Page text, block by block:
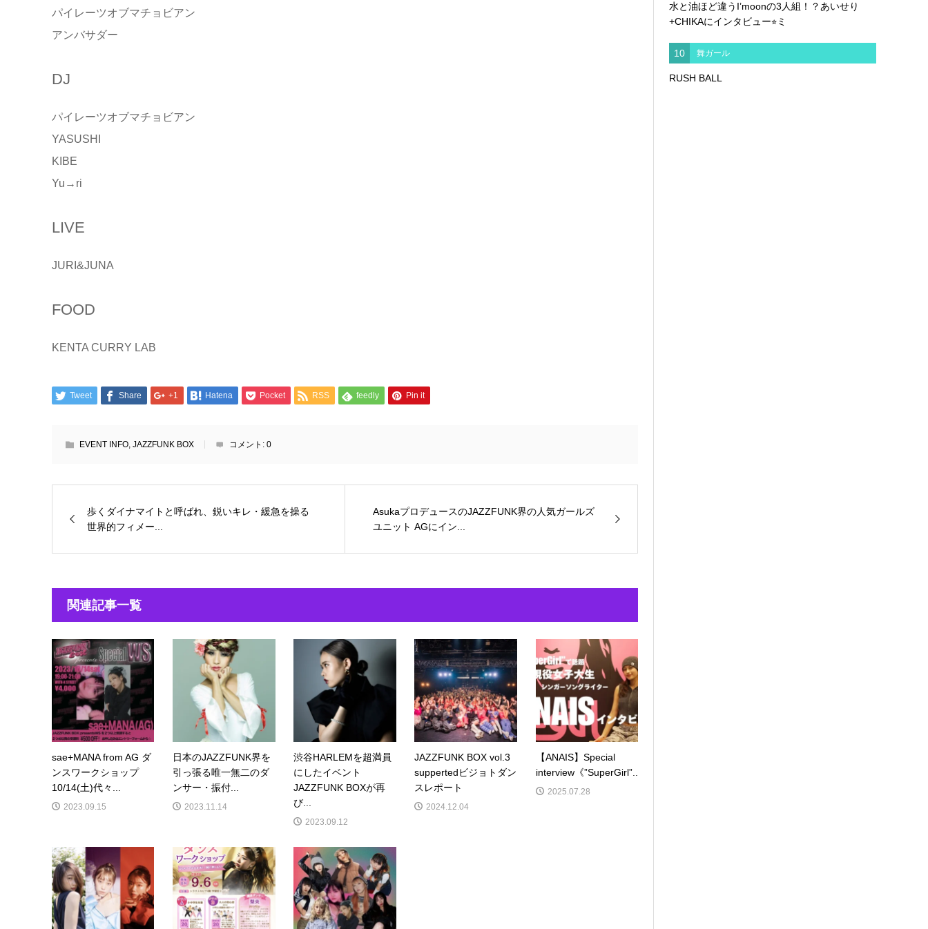
パイレーツオブマチョビアン
アンバサダー
DJ
パイレーツオブマチョビアン
YASUSHI
KIBE
Yu→ri
LIVE
JURI&JUNA
FOOD
KENTA CURRY LAB
Tweet Share +1 Hatena Pocket RSS feedly Pin it
EVENT INFO, JAZZFUNK BOX コメント: 0
歩くダイナマイトと呼ばれ、鋭いキレ・緩急を操る
世界的フィメー...
AsukaプロデュースのJAZZFUNK界の人気ガールズ
ユニット AGにイン...
関連記事一覧
sae+MANA from AG ダ
ンスワークショップ
10/14(土)代々...
2023.09.15
日本のJAZZFUNK界を
引っ張る唯一無二のダ
ンサー・振付...
2023.11.14
渋谷HARLEMを超満員
にしたイベント
JAZZFUNK BOXが再
び...
2023.09.12
JAZZFUNK BOX vol.3
suppertedビジョトダン
スレポート
2024.12.04
【ANAIS】Special
interview《”SuperGirl”...
2025.07.28
水と油ほど違うI’moonの3人組！？あいせり
+CHIKAにインタビュー⭐︎ミ
10 舞ガール
RUSH BALL